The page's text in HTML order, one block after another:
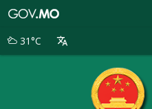
别
31°C